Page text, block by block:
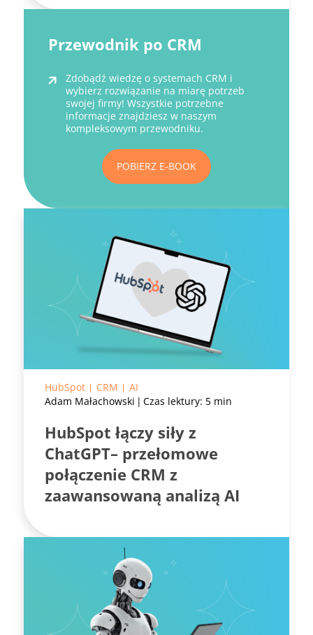
Przewodnik po CRM
Zdobądź wiedzę o systemach CRM i
wybierz rozwiązanie na miarę potrzeb
swojej firmy! Wszystkie potrzebne
informacje znajdziesz w naszym
kompleksowym przewodniku.
POBIERZ E-BOOK
HubSpot CRM
AI
Adam Małachowski
Czas lektury: 5 min
HubSpot łączy siły z
ChatGPT– przełomowe
połączenie CRM z
zaawansowaną analizą AI